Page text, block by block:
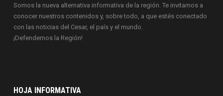
Somos la nueva alternativa informativa de la región. Te invitamos a
conocer nuestros contenidos y, sobre todo, a que estés conectado
con las noticias del Cesar, el país y el mundo.
¡Defendemos la Región!
HOJA INFORMATIVA